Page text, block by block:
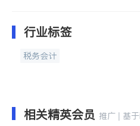
行业标签
税务会计
相关精英会员 推广 | 基